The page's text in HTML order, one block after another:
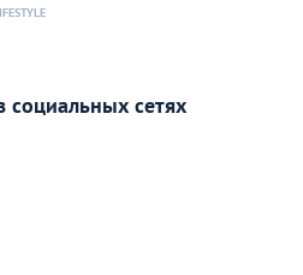
социальных сетях